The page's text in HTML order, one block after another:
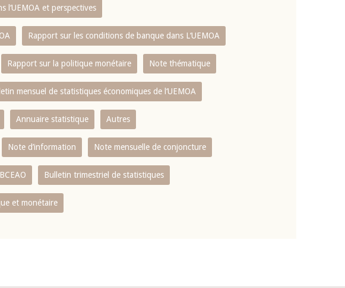
l‘UEMOA et perspectives
Rapport sur les conditions de banque dans L‘UEMOA
Rapport sur la politique monétaire Note thématique
mensuel de statistiques économiques de l‘UEMOA
Annuaire statistique Autres
Note d’information Note mensuelle de conjoncture
Bulletin trimestriel de statistiques
et monétaire